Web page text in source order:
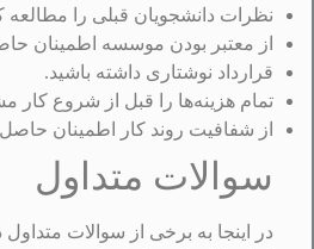
نظرات دانشجویان قبلی را مطالعه
از معتبر بودن موسسه اطمینان
قرارداد نوشتاری داشته باشید.
تمام هزینه‌ها را قبل از شروع کار
از شفافیت روند کار اطمینان حاصل
سوالات متداول
در اینجا به برخی از سوالات